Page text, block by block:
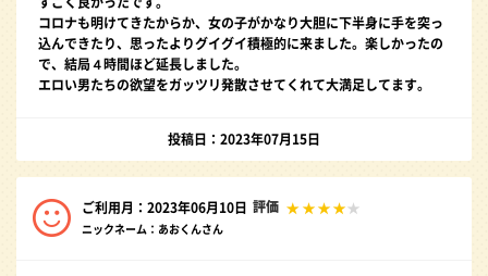
コロナも明けてきたからか、女の子がかなり大胆に下半身に手を突っ
込んできたり、思ったよりグイグイ積極的に来ました。楽しかったの
で、結局４時間ほど延長しました。
エロい男たちの欲望をガッツリ発散させてくれて大満足してます。
投稿日：2023年07月15日
ご利用月：2023年06月10日 評価
ニックネーム：あおくんさん